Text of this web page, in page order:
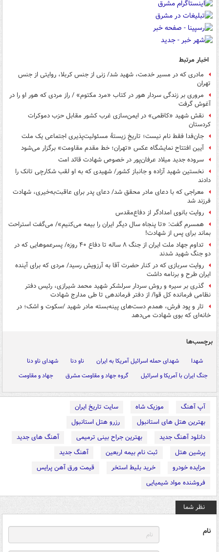
اخبار مرتبط
مادری که در مسیر خدمت، شهید شد/ زنی از جنس کربلا، روایتی از جنس
تهران
مروری بر زندگی سردار هور در کتاب «مرد مکتوم» / راز مردی که هور او را در
آغوش گرفت
نقش شهید «کاظمی» در ایمن‌سازی غرب کشور مقابل حزب دموکرات
کردستان
جان‌فدا فقط نام نیست؛ تاریخِ زیستهٔ مسئولیت‌پذیری اجتماعی یک ملت
آیین افتتاح نمایشگاه عکس «تهران؛ خط مقدم مقاومت» برگزار می‌شود
سروده جدید میلاد عرفان‌پور در خصوص شهادت قائد امت
نخستین شهید آزاده و جانباز کشور/ شهیدی که به او لقب شکارچی تانک را
دادند
معراجی که با دعای مادر محقق شد/ دعای پدر برای عاقبت‌به‌خیری، شهادت
فرزند شد
روایت بانوی امدادگر از دفاع‌مقدس
همسرم گفت: «تا پنجاه سال دیگر ایران را بیمه می‌کنیم»/ می‌گفت استراحت
بماند برای پس از شهادت!
تداوم جهاد ملت ایران از جنگ ۸ ساله تا دفاع ۴۰ روزه/ پسرعموهایی که در
دو جنگ شهید شدند
روایت سربازی که در کنار حضرت آقا به آرزویش رسید/ مردی که برای آینده
ایران طرح و برنامه داشت
گذری بر سیره و روش سردار سرلشکر شهید محمد شیرازی، رئیس دفتر
نظامی فرمانده کل قوا/ از دفتر فرماندهی تا طی مدارج شهادت
تار و پود فرش، همدم دست‌های پینه‌بسته مادر شهید /سکوت و اشک؛ در
خانه‌ای که بوی شهادت می‌دهد
برچسب‌ها
شهدا شهدای حمله اسرائیل آمریکا به ایران ناو دنا
شهدای ناو دنا
جنگ ایران با آمریکا و اسرائیل
گروه جهاد و مقاومت مشرق جهاد و مقاومت
آپ آهنگ موزیک شاه
سایت تاریخ ایران
بهترین هتل های استانبول
رزرو هتل استانبول
دانلود آهنگ جدید
بهترین جراح بینی ترمیمی
آهنگ های جدید
پرشین هتل
ثبت نام بیمه اربعین
آهنگ جدید
مزایده خودرو
خرید بلیط استخر
قیمت ورق آهن پرایس
فروشنده مواد شیمیایی
نظر شما
نام